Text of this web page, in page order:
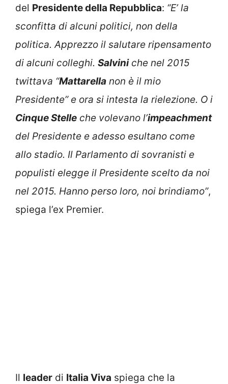
del Presidente della Repubblica: “E’ la
sconfitta di alcuni politici, non della
politica. Apprezzo il salutare ripensamento
di alcuni colleghi. Salviniche nel 2015
twittava “Mattarella non è il mio
Presidente” e ora si intesta la rielezione. O i
Cinque Stelle che volevano l’impeachment
del Presidente e adesso esultano come
allo stadio. Il Parlamento di sovranisti e
populisti elegge il Presidente scelto da noi
nel 2015. Hanno perso loro, noi brindiamo”,
spiega l’ex Premier.
Il leader di Italia Viva spiega che la